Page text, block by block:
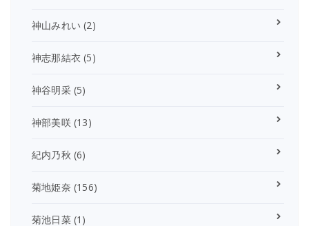
神山みれい (2)
神志那結衣 (5)
神谷明采(5)
神部美咲(13)
紀内乃秋 (6)
菊地姫奈 (156)
菊池日菜(1)